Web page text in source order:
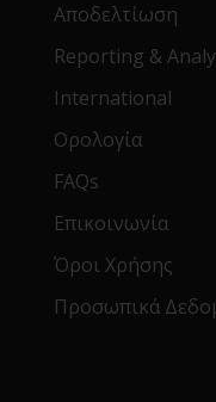
Αποδελτίωση
Reporting &
International
Ορολογία
FAQs
Επικοινωνία
Όροι Χρήσης
Προσωπικά